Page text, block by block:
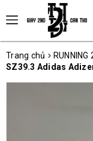
Trang chủ
RUNNING
SZ39.3 Adidas